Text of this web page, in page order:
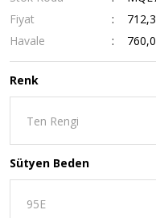
Fiyat
Havale
Renk
Sütyen Beden